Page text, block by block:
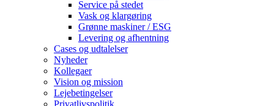
Service på stedet
Vask og klargøring
Grønne maskiner / ESG
Levering og afhentning
Cases og udtalelser
Nyheder
Kollegaer
Vision og mission
Lejebetingelser
Privatlivspolitik